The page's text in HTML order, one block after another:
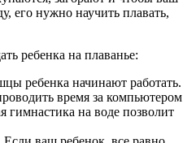
его нужно научить плавать,
ребенка на плаванье:
ребенка начинают работать.
время за компьютером
гимнастика на воде позволит